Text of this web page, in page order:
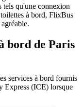
tels qu'une connexion
à bord, FlixBus
bord de Paris
services à bord fournis
(ICE) lorsque